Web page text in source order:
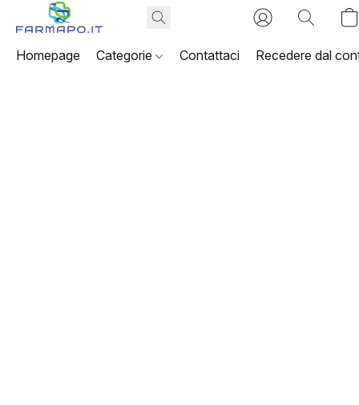
Homepage Categorie Contattaci Recedere dal